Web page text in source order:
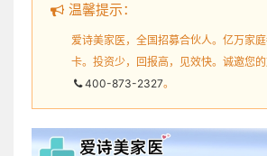
温馨提示：
爱诗美家医，全国招募合伙人。亿万家
卡。投资少，回报高，见效快。诚邀您的
400-873-2327。